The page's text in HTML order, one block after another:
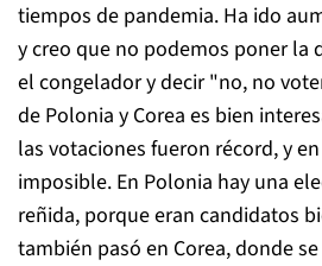
tiempos de pandemia. Ha ido
y creo que no podemos poner la
el congelador y decir "no, no
de Polonia y Corea es bien
las votaciones fueron récord, y
imposible. En Polonia hay una
reñida, porque eran candidatos
también pasó en Corea, donde